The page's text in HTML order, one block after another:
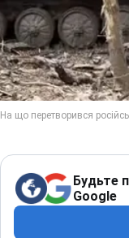
Будьте
Google